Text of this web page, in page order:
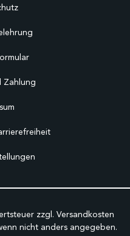
Zahlung
zzgl. Versandkosten
nicht anders angegeben.